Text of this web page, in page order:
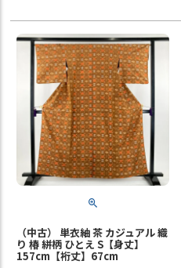
（中古） 単衣紬 茶 カジュアル 織
り 椿 絣柄 ひとえ S【身丈】
157cm【裄丈】67cm